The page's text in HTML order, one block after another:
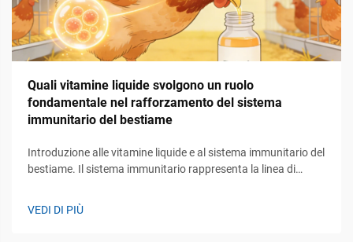
Quali vitamine liquide svolgono un ruolo
fondamentale nel rafforzamento del sistema
immunitario del bestiame
Introduzione alle vitamine liquide e al sistema immunitario del
bestiame. Il sistema immunitario rappresenta la linea di
influenzando direttamente la salute, la crescita e le
VEDI DI PIÙ